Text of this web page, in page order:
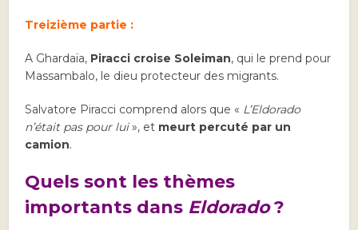
Treizième partie :
A Ghardaïa, Piracci croise Soleiman, qui le prend pour
Massambalo, le dieu protecteur des migrants.
Salvatore Piracci comprend alors que « L’Eldorado
n’était pas pour lui», et meurt percuté par un
camion.
Quels sont les thèmes
importants dans Eldorado?